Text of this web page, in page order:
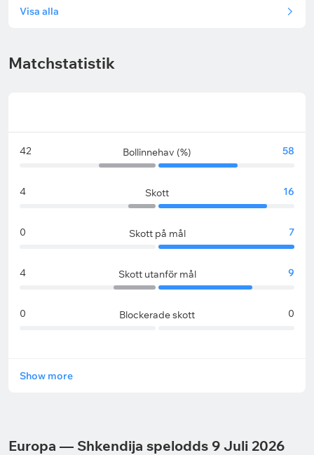
Visa alla
Matchstatistik
42 Bollinnehav (%) 58
4 Skott 16
0 Skott på mål 7
4 Skott utanför mål 9
0 Blockerade skott 0
Show more
Europa — Shkendija spelodds 9 Juli 2026